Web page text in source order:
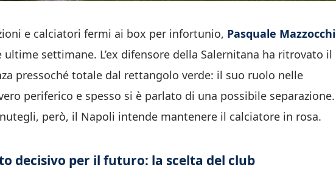
e calciatori fermi ai box per infortunio, Pasquale Mazzocchi
settimane. L’ex difensore della Salernitana ha ritrovato il
pressoché totale dal rettangolo verde: il suo ruolo nelle
periferico e spesso si è parlato di una possibile separazione.
però, il Napoli intende mantenere il calciatore in rosa.
decisivo per il futuro: la scelta del club